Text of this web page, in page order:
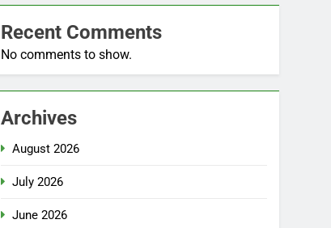
Recent Comments
No comments to show.
Archives
August 2026
July 2026
June 2026